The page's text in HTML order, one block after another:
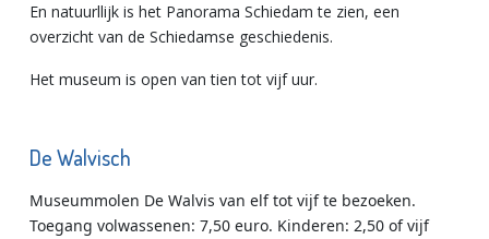
En natuurllijk is het Panorama Schiedam te zien, een
overzicht van de Schiedamse geschiedenis.
Het museum is open van tien tot vijf uur.
De Walvisch
Museummolen De Walvis van elf tot vijf te bezoeken.
Toegang volwassenen: 7,50 euro. Kinderen: 2,50 of vijf